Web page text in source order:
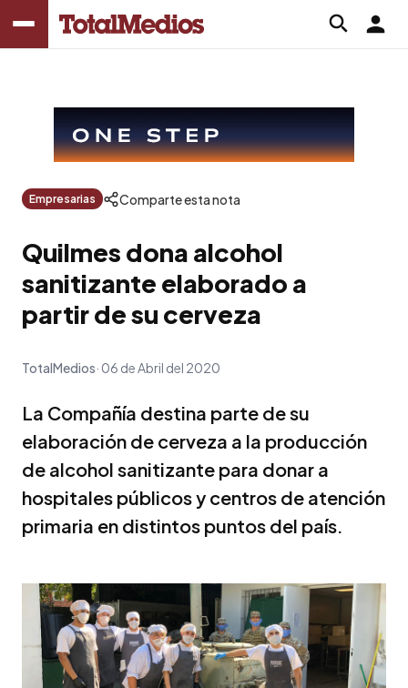
Empresarias Comparte esta nota
Quilmes dona alcohol
sanitizante elaborado a
partir de su cerveza
TotalMedios 06 de Abril del 2020
La Compañía destina parte de su
elaboración de cerveza a la producción
de alcohol sanitizante para donar a
hospitales públicos y centros de atención
primaria en distintos puntos del país.